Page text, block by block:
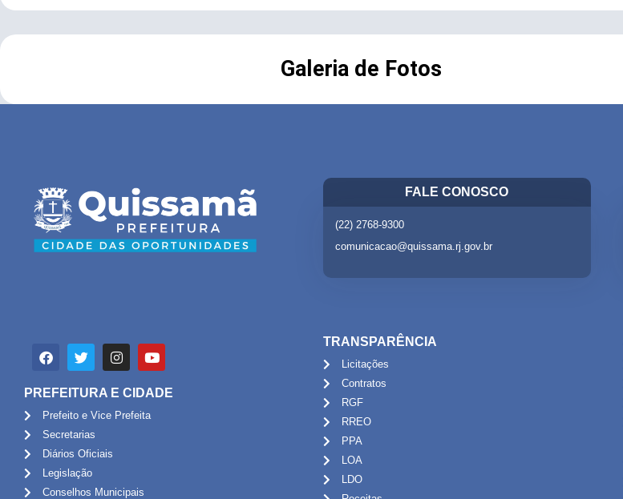
Galeria de Fotos
FALE CONOSCO
(22) 2768-9300
comunicacao@quissama.rj.gov.br
PREFEITURA E CIDADE
Prefeito e Vice Prefeita
Secretarias
Diários Oficiais
Legislação
Conselhos Municipais
TRANSPARÊNCIA
Licitações
Contratos
RGF
RREO
PPA
LOA
LDO